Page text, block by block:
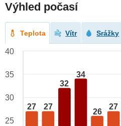
Výhled počasí
Teplota Vítr Srážky
27 27
32
34
26
27
40
35
30
25